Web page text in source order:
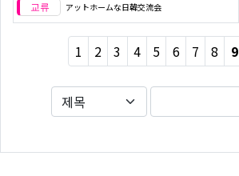
アットホームな日韓交流会
1 2 3 4 5 6 7 8 9